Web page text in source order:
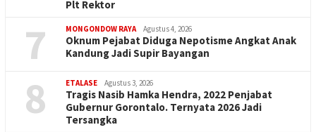
Plt Rektor
7 MONGONDOW RAYA Agustus 4, 2026
Oknum Pejabat Diduga Nepotisme Angkat Anak
Kandung Jadi Supir Bayangan
8 ETALASE Agustus 3, 2026
Tragis Nasib Hamka Hendra, 2022 Penjabat
Gubernur Gorontalo. Ternyata 2026 Jadi
Tersangka